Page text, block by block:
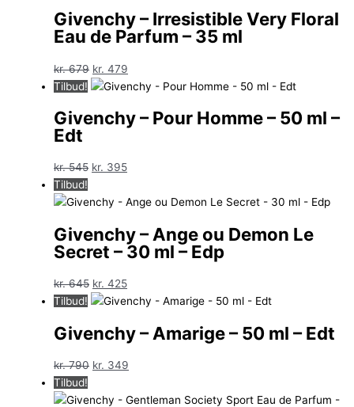
Givenchy – Irresistible Very Floral
Eau de Parfum – 35 ml
kr.679 Den
oprindelige
var:
kr. 479
aktuelle
er:
Tilbud!
Givenchy – Pour Homme – 50 ml –
Edt
kr.545 Den
pris
kr. 545.
kr. 395Den
pris
kr. 395.
Tilbud!
Givenchy – Ange ou Demon Le
Secret – 30 ml – Edp
kr.645 Den
oprindelige
var:
kr. 425Den
aktuelle
er:
Tilbud!
Givenchy – Amarige – 50 ml – Edt
kr.790 Den
pris
kr. 349
pris
Tilbud!